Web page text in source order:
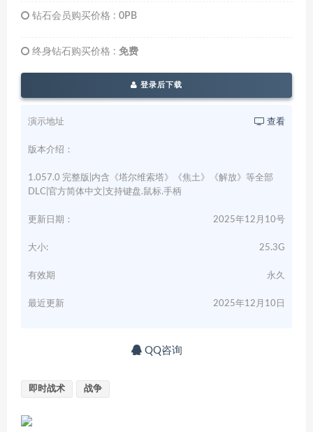
钻石会员购买价格 : 0PB
终身钻石购买价格 : 免费
登录后下载
演示地址 查看
版本介绍：
1.057.0 完整版|内含《塔尔维索塔》《焦土》《解放》等全部
DLC|官方简体中文|支持键盘.鼠标.手柄
更新日期： 2025年12月10号
大小: 25.3G
有效期 永久
最近更新 2025年12月10日
QQ咨询
即时战术 战争